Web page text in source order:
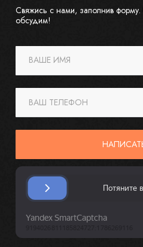
Свяжись с нами, заполнив
обсудим!
ВАШЕ ИМЯ
ВАШ ТЕЛЕФОН